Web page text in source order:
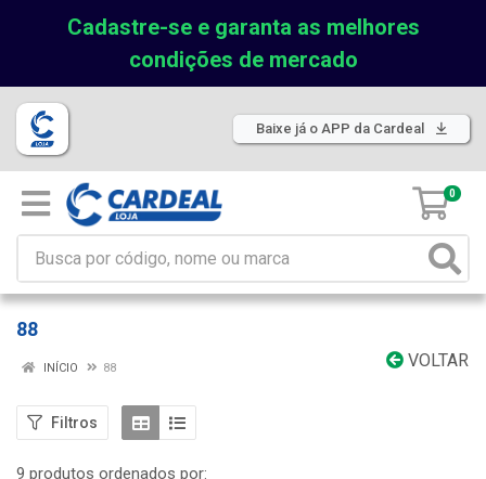
Cadastre-se e garanta as melhores
condições de mercado
Baixe já o APP da Cardeal
0
88
VOLTAR
INÍCIO 88
Filtros
9 produtos ordenados por: